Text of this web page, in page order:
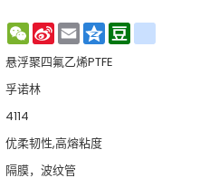
WeChat
Sina
Weibo
EmailQzoneDouban
悬浮聚四氟乙烯PTFE
孚诺林
4114
优柔韧性,高熔粘度
隔膜，波纹管